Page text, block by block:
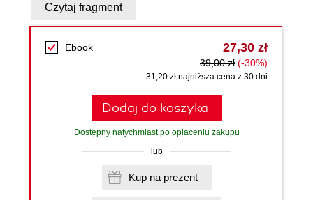
Czytaj fragment
Ebook 27,30 zł
39,00 zł (-30%)
31,20 zł najniższa cena z 30 dni
Dodaj do koszyka
Dostępny natychmiast po opłaceniu zakupu
lub
Kup na prezent